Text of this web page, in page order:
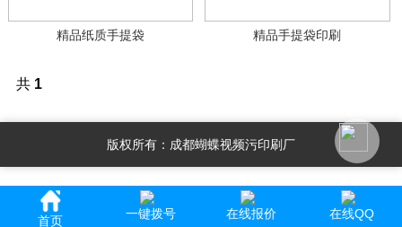
精品纸质手提袋 精品手提袋印刷
共 1
记
版权所有：成都蝴蝶视频污印刷厂
首页 一键拨号 在线报价 在线QQ
网站地图